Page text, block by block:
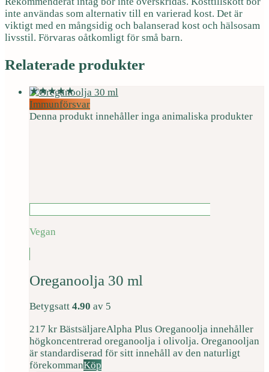
inte användas som alternativ till en varierad kost. Det är
viktigt med en mångsidig och balanserad kost och hälsosam
livsstil. Förvaras oåtkomligt för små barn.
Relaterade produkter
Immunförsvar
Denna produkt innehåller inga animaliska produkter
Vegan
Oreganoolja 30 ml
Betygsatt 4.90 av 5
217 kr BästsäljareAlpha Plus Oreganoolja innehåller
högkoncentrerad oreganoolja i olivolja. Oreganooljan
är standardiserad för sitt innehåll av den naturligt
förekommanKöp